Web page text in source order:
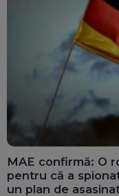
MAE confirmă: O
pentru că a
un plan de